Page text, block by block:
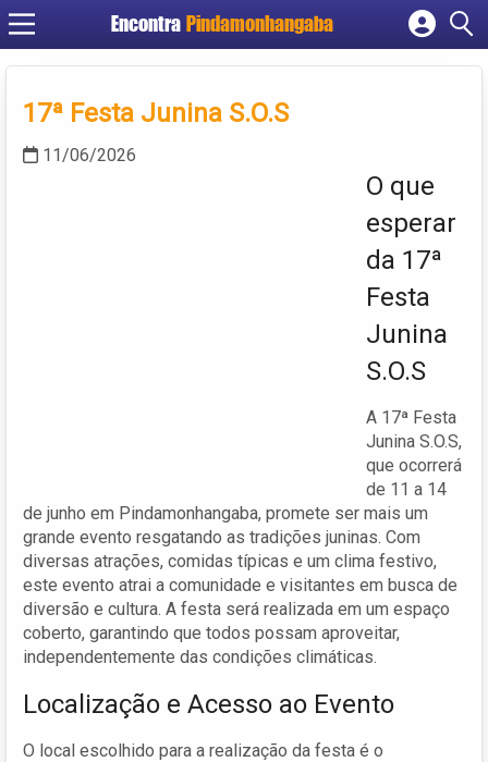
Encontra Pindamonhangaba
Cadastrar empresa
Criar conta
17ª Festa Junina S.O.S
11/06/2026
O que
esperar
da 17ª
Festa
Junina
S.O.S
A 17ª Festa
Junina S.O.S,
que ocorrerá
de 11 a 14
de junho em Pindamonhangaba, promete ser mais um
grande evento resgatando as tradições juninas. Com
diversas atrações, comidas típicas e um clima festivo,
este evento atrai a comunidade e visitantes em busca de
diversão e cultura. A festa será realizada em um espaço
coberto, garantindo que todos possam aproveitar,
independentemente das condições climáticas.
Localização e Acesso ao Evento
O local escolhido para a realização da festa é o